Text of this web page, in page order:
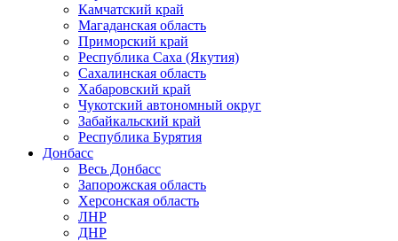
Камчатский край
Магаданская область
Приморский край
Республика Саха (Якутия)
Сахалинская область
Хабаровский край
Чукотский автономный округ
Забайкальский край
Республика Бурятия
Донбасс
Весь Донбасс
Запорожская область
Херсонская область
ЛНР
ДНР